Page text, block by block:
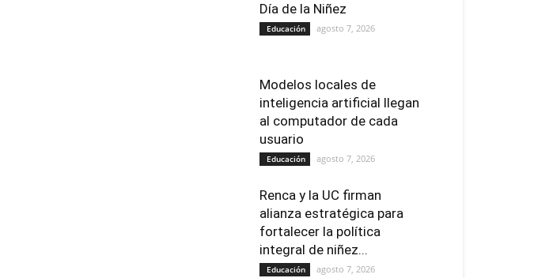
Día de la Niñez
Educación agosto 7, 2026
Modelos locales de
inteligencia artificial llegan
al computador de cada
usuario
Educación agosto 7, 2026
Renca y la UC firman
alianza estratégica para
fortalecer la política
integral de niñez...
Educación agosto 7, 2026